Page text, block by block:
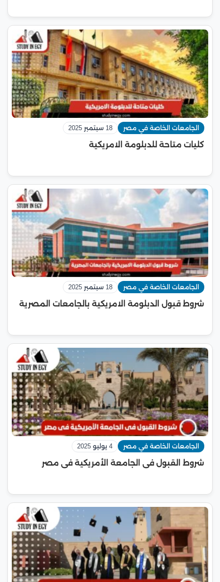
الجامعات الخاصة في مصر 18 سبتمبر 2025
كليات متاحة للدبلومة الامريكية
الجامعات الخاصة في مصر 18 سبتمبر 2025
شروط قبول الدبلومة الامريكية بالجامعات المصرية
الجامعات الخاصة في مصر 4 يوليو 2025
شروط القبول فى الجامعة الأمريكية فى مصر